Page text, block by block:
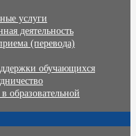
услуги
деятельность
(перевода)
обучающихся
образовательной